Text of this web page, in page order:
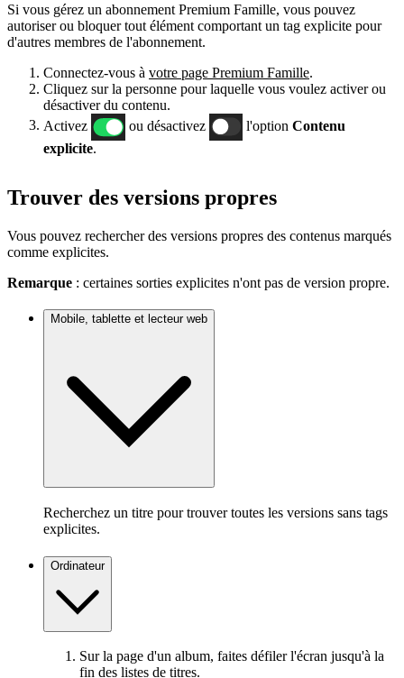
Si vous gérez un abonnement Premium Famille, vous pouvez
autoriser ou bloquer tout élément comportant un tag explicite pour
d'autres membres de l'abonnement.
Connectez-vous à votre page Premium Famille.
Cliquez sur la personne pour laquelle vous voulez activer ou
désactiver du contenu.
Activez
ou désactivez l'option Contenu
explicite.
Trouver des versions propres
Vous pouvez rechercher des versions propres des contenus marqués
comme explicites.
Remarque : certaines sorties explicites n'ont pas de version propre.
Mobile, tablette et lecteur web
Recherchez un titre pour trouver toutes les versions sans tags
explicites.
Ordinateur
Sur la page d'un album, faites défiler l'écran jusqu'à la
fin des listes de titres.